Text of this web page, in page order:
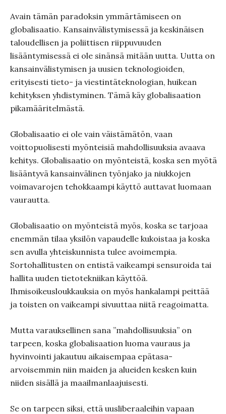
Avain tämän paradoksin ymmärtämiseen on
globalisaatio. Kansainvälistymisessä ja keskinäisen
taloudellisen ja poliittisen riippuvuuden
lisääntymisessä ei ole sinänsä mitään uutta. Uutta on
kansainvälistymisen ja uusien teknologioiden,
erityisesti tieto- ja viestintäteknologian, huikean
kehityksen yhdistyminen. Tämä käy globalisaation
pikamääritelmästä.
Globalisaatio ei ole vain väistämätön, vaan
voittopuolisesti myönteisiä mahdollisuuksia avaava
kehitys. Globalisaatio on myönteistä, koska sen myötä
lisääntyvä kansainvälinen työnjako ja niukkojen
voimavarojen tehokkaampi käyttö auttavat luomaan
vaurautta.
Globalisaatio on myönteistä myös, koska se tarjoaa
enemmän tilaa yksilön vapaudelle kukoistaa ja koska
sen avulla yhteiskunnista tulee avoimempia.
Sortohallitusten on entistä vaikeampi sensuroida tai
hallita uuden tietotekniikan käyttöä.
Ihmisoikeusloukkauksia on myös hankalampi peittää
ja toisten on vaikeampi sivuuttaa niitä reagoimatta.
Mutta varauksellinen sana ”mahdollisuuksia” on
tarpeen, koska globalisaation luoma vauraus ja
hyvinvointi jakautuu aikaisempaa epätasa-
arvoisemmin niin maiden ja alueiden kesken kuin
niiden sisällä ja maailmanlaajuisesti.
Se on tarpeen siksi, että uusliberaaleihin vapaan